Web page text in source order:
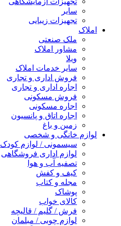
سایر
تجهیزات زیبایی
املاک
ملک صنعتی
مشاور املاک
ویلا
سایر خدمات املاک
فروش اداری و تجاری
اجاره اداری و تجاری
فروش مسکونی
اجاره مسکونی
اجاره اتاق و پانسیون
زمین و باغ
لوازم خانگی و شخصی
سیسمونی / لوازم کودک
لوازم اداری فروشگاهی
تصفیه آب و هوا
کیف و کفش
مجله و کتاب
پوشاک
کالای خواب
فرش / گلیم / قالیچه
لوازم چوبی / مبلمان